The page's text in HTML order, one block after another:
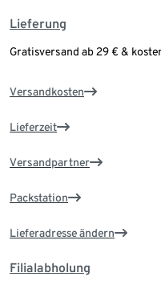
Lieferung
Gratisversand ab 29 € &
Versandkosten
Lieferzeit
Versandpartner
Packstation
Lieferadresse ändern
Filialabholung